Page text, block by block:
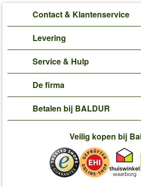
Contact & Klantenservice
Levering
Service & Hulp
De firma
Betalen bij BALDUR
Veilig kopen bij